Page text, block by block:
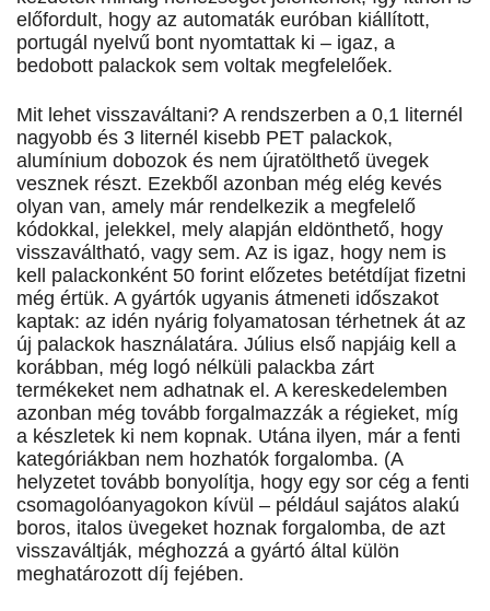
előfordult, hogy az automaták euróban kiállított,
portugál nyelvű bont nyomtattak ki – igaz, a
bedobott palackok sem voltak megfelelőek.
Mit lehet visszaváltani? A rendszerben a 0,1 liternél
nagyobb és 3 liternél kisebb PET palackok,
alumínium dobozok és nem újratölthető üvegek
vesznek részt. Ezekből azonban még elég kevés
olyan van, amely már rendelkezik a megfelelő
kódokkal, jelekkel, mely alapján eldönthető, hogy
visszaváltható, vagy sem. Az is igaz, hogy nem is
kell palackonként 50 forint előzetes betétdíjat fizetni
még értük. A gyártók ugyanis átmeneti időszakot
kaptak: az idén nyárig folyamatosan térhetnek át az
új palackok használatára. Július első napjáig kell a
korábban, még logó nélküli palackba zárt
termékeket nem adhatnak el. A kereskedelemben
azonban még tovább forgalmazzák a régieket, míg
a készletek ki nem kopnak. Utána ilyen, már a fenti
kategóriákban nem hozhatók forgalomba. (A
helyzetet tovább bonyolítja, hogy egy sor cég a fenti
csomagolóanyagokon kívül – például sajátos alakú
boros, italos üvegeket hoznak forgalomba, de azt
visszaváltják, méghozzá a gyártó által külön
meghatározott díj fejében.